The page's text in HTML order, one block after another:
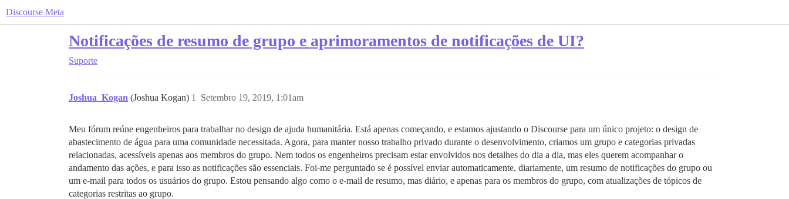
Discourse Meta
Notificações de resumo de grupo e aprimoramentos de notificações de UI?
Suporte
Joshua_Kogan (Joshua Kogan) Setembro 19, 2019, 1:01am
1
Meu fórum reúne engenheiros para trabalhar no design de ajuda humanitária. Está apenas começando, e estamos ajustando o Discourse para um único projeto: o design de
abastecimento de água para uma comunidade necessitada. Agora, para manter nosso trabalho privado durante o desenvolvimento, criamos um grupo e categorias privadas
relacionadas, acessíveis apenas aos membros do grupo. Nem todos os engenheiros precisam estar envolvidos nos detalhes do dia a dia, mas eles querem acompanhar o
andamento das ações, e para isso as notificações são essenciais. Foi-me perguntado se é possível enviar automaticamente, diariamente, um resumo de notificações do grupo ou
um e-mail para todos os usuários do grupo. Estou pensando algo como o e-mail de resumo, mas diário, e apenas para os membros do grupo, com atualizações de tópicos de
categorias restritas ao grupo.